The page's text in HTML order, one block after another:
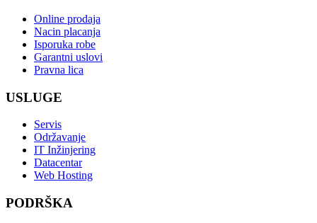
Online prodaja
Nacin placanja
Isporuka robe
Garantni uslovi
Pravna lica
USLUGE
Servis
Održavanje
IT Inžinjering
Datacentar
Web Hosting
PODRŠKA